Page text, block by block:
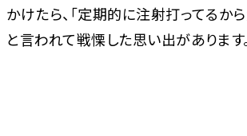
かけたら、「定期的に注射打ってるか
と言われて戦慄した思い出があります